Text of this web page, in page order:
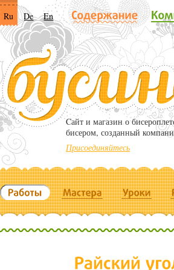
Ru De En
Cайт и магазин о
бисером, созданный
Присоединяйтесь